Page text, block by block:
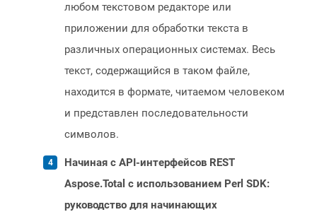
любом текстовом редакторе или
приложении для обработки текста в
различных операционных системах. Весь
текст, содержащийся в таком файле,
находится в формате, читаемом человеком
и представлен последовательности
символов.
Начиная с API-интерфейсов REST
Aspose.Total с использованием Perl SDK:
руководство для начинающих